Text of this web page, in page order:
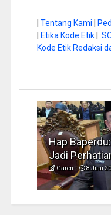
Tentang Kami
Etika Kode Etik|
Kode Etik Redaksi
Hap
Jadi
Garen 8 Juni